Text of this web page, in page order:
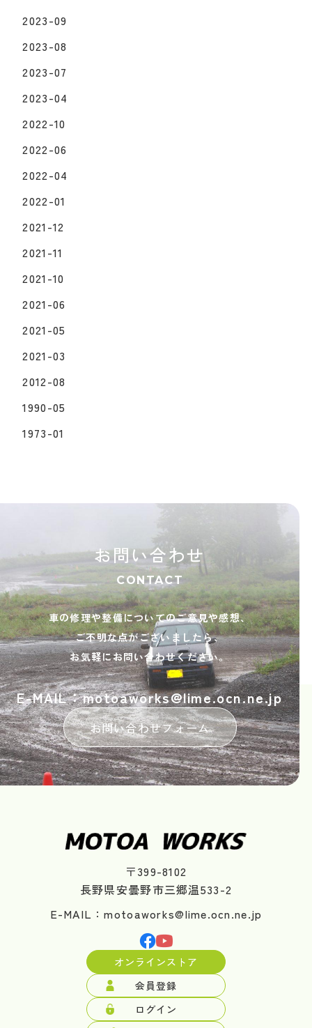
2023-09
2023-08
2023-07
2023-04
2022-10
2022-06
2022-04
2022-01
2021-12
2021-11
2021-10
2021-06
2021-05
2021-03
2012-08
1990-05
1973-01
お問い合わせ
CONTACT
車の修理や整備についてのご意見や感想、
ご不明な点がございましたら、
お気軽にお問い合わせください。
E-MAIL：motoaworks@lime.ocn.ne.jp
お問い合わせフォーム
〒399-8102
長野県安曇野市三郷温533-2
E-MAIL：motoaworks@lime.ocn.ne.jp
オンラインストア
会員登録
ログイン